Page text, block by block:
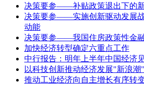
决策要参——补贴政策退出下的
决策要参——实施创新驱动发展
动能
决策要参——我国住房政策性金
加快经济转型确定六重点工作
中行报告：明年上半年中国经济
以科技创新推动经济发展"新浪潮"
推动工业经济向自主增长有序转